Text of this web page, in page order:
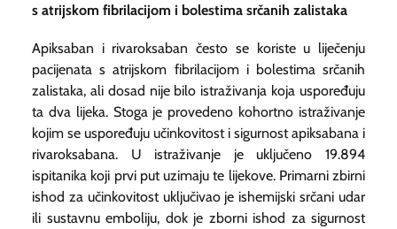
s atrijskom fibrilacijom i bolestima srčanih zalistaka
Apiksaban i rivaroksaban često se koriste u liječenju
pacijenata s atrijskom fibrilacijom i bolestima srčanih
zalistaka, ali dosad nije bilo istraživanja koja uspoređuju
ta dva lijeka. Stoga je provedeno kohortno istraživanje
kojim se uspoređuju učinkovitost i sigurnost apiksabana i
rivaroksabana. U istraživanje je uključeno 19.894
ispitanika koji prvi put uzimaju te lijekove. Primarni zbirni
ishod za učinkovitost uključivao je ishemijski srčani udar
ili sustavnu emboliju, dok je zborni ishod za sigurnost